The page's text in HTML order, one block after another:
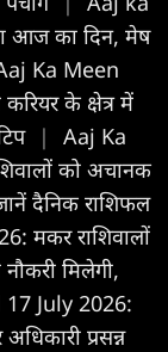
आज का द‍िन, मेष
Ka Meen
के क्षेत्र में
|
Aaj Ka
को अचानक
दैनिक राशिफल
मकर राशिवालों
मिलेगी,
July 2026:
प्रसन्न